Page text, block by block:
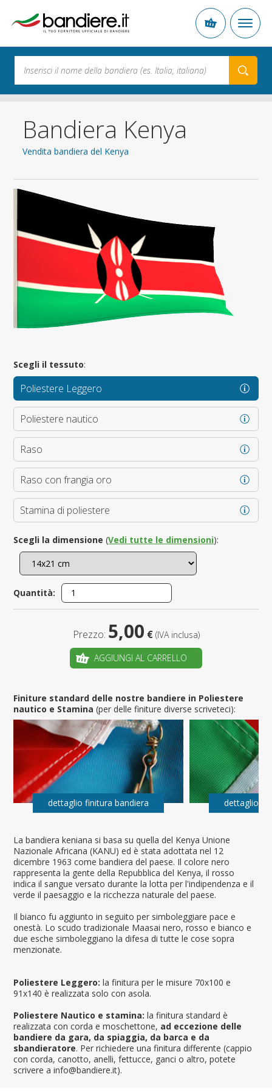
Bandiera Kenya
Vendita bandiera del Kenya
La bandiera keniana si basa su quella del Kenya Unione
Nazionale Africana (KANU) ed è stata adottata nel 12
dicembre 1963 come bandiera del paese. Il colore nero
rappresenta la gente della Repubblica del Kenya, il rosso
indica il sangue versato durante la lotta per l'indipendenza e il
verde il paesaggio e la ricchezza naturale del paese.
Il bianco fu aggiunto in seguito per simboleggiare pace e
onestà. Lo scudo tradizionale Maasai nero, rosso e bianco e
due esche simboleggiano la difesa di tutte le cose sopra
menzionate.
Poliestere Leggero: la finitura per le misure 70x100 e
91x140 è realizzata solo con asola.
Poliestere Nautico e stamina: la finitura standard è
realizzata con corda e moschettone, ad eccezione delle
bandiere da gara, da spiaggia, da barca e da
sbandieratore. Per richiedere una finitura differente (cappio
con corda, canotto, anelli, fettucce, ganci o altro, potete
scrivere a info@bandiere.it).
Scegli il tessuto:
Poliestere Leggero
Poliestere nautico
Raso
Raso con frangia oro
Stamina di poliestere
Scegli la dimensione (Vedi tutte le dimensioni):
Quantità:
Prezzo: 5,00 € (IVA inclusa)
AGGIUNGI AL CARRELLO
Finiture standard delle nostre bandiere in Poliestere
nautico e Stamina(per delle finiture diverse scriveteci):
dettaglio finitura bandiera dettaglio